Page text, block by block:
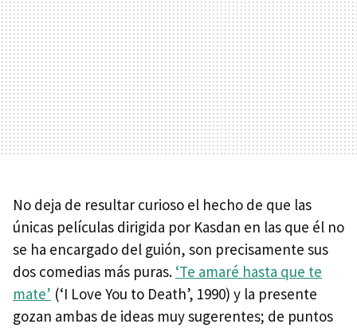
No deja de resultar curioso el hecho de que las
únicas películas dirigida por Kasdan en las que él no
se ha encargado del guión, son precisamente sus
dos comedias más puras. ‘Te amaré hasta que te
mate’ (‘I Love You to Death’, 1990) y la presente
gozan ambas de ideas muy sugerentes; de puntos